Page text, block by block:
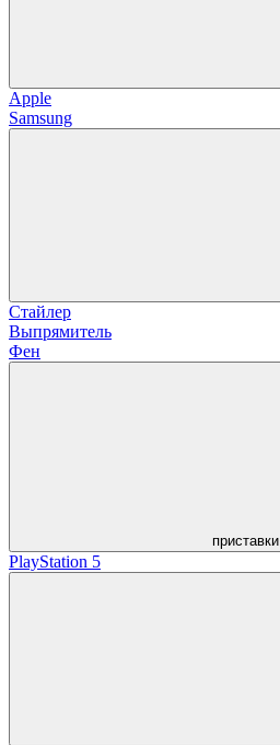
Apple
Samsung
Стайлер
Выпрямитель
Фен
приставки
PlayStation 5